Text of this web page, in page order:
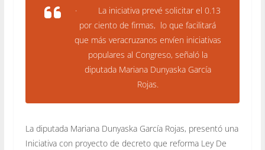
· La iniciativa prevé solicitar el 0.13
por ciento de firmas, lo que facilitará
que más veracruzanos envíen iniciativas
populares al Congreso, señaló la
diputada Mariana Dunyaska García
Rojas.
La diputada Mariana Dunyaska García Rojas, presentó una
Iniciativa con proyecto de decreto que reforma Ley De